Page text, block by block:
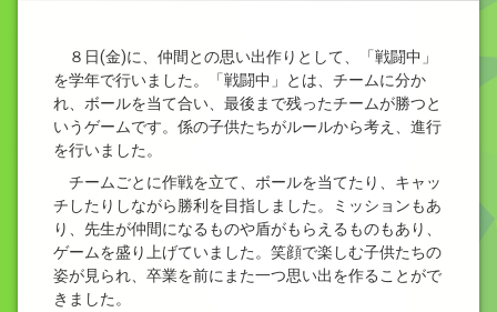
８日(金)に、仲間との思い出作りとして、「戦闘中」
を学年で行いました。「戦闘中」とは、チームに分か
れ、ボールを当て合い、最後まで残ったチームが勝つと
いうゲームです。係の子供たちがルールから考え、進行
を行いました。
チームごとに作戦を立て、ボールを当てたり、キャッ
チしたりしながら勝利を目指しました。ミッションもあ
り、先生が仲間になるものや盾がもらえるものもあり、
ゲームを盛り上げていました。笑顔で楽しむ子供たちの
姿が見られ、卒業を前にまた一つ思い出を作ることがで
きました。